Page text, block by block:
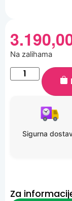
Na zalihama
Sigurna
Za